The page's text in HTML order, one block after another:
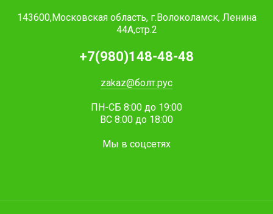
143600,Московская область, г.Волоколамск, Ленина
44А,стр.2
+7(980)148-48-48
zakaz@болт.рус
ПН-СБ 8:00 до 19:00
ВС 8:00 до 18:00
Мы в соцсетях